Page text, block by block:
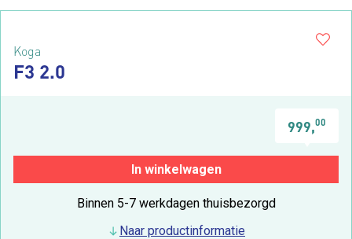
Koga
F3 2.0
999,00
In winkelwagen
Binnen 5-7 werkdagen thuisbezorgd
Naar productinformatie